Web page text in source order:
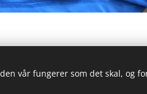
vår fungerer som det skal, og